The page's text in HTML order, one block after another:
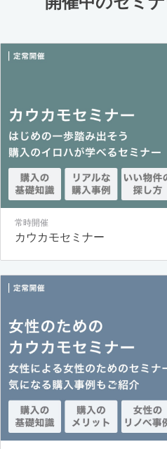
常時開催
カウカモセミナー